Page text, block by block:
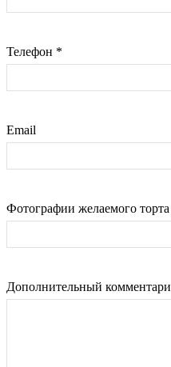
Телефон *
Email
Фотографии желаемого торта
Дополнительный